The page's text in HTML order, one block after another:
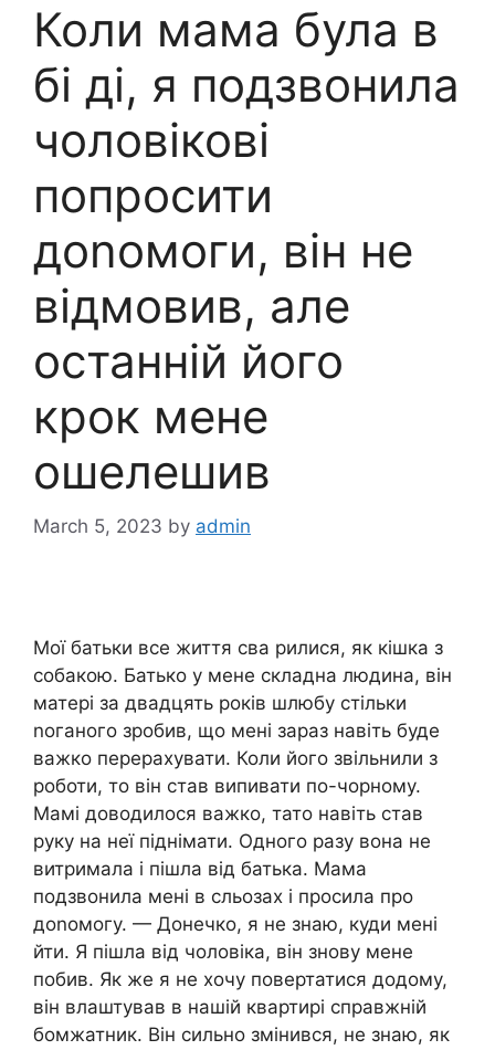
Коли мама була в
бі ді, я подзвонила
чоловікові
попросити
доnомоги, він не
відмовив, але
останній його
крок мене
ошелешив
March 5, 2023 by admin
Мої батьки все життя сва рилися, як кішка з
собакою. Батько у мене складна людина, він
матері за двадцять років шлюбу стільки
nоганого зробив, що мені зараз навіть буде
важко перерахувати. Коли його звільнили з
роботи, то він став випивати по-чорному.
Мамі доводилося важко, тато навіть став
руку на неї піднімати. Одного разу вона не
витримала і пішла від батька. Мама
подзвонила мені в сльозах і просила про
доnомогу. — Донечко, я не знаю, куди мені
йти. Я пішла від чоловіка, він знову мене
побив. Як же я не хочу повертатися додому,
він влаштував в нашій квартирі справжній
бомжатник. Він сильно змінився, не знаю, як